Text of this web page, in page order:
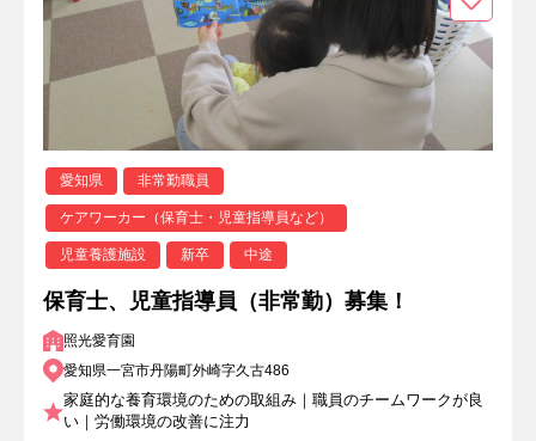
愛知県 非常勤職員
ケアワーカー（保育士・児童指導員など）
児童養護施設 新卒 中途
保育士、児童指導員（非常勤）募集！
照光愛育園
愛知県一宮市丹陽町外崎字久古486
家庭的な養育環境のための取組み｜職員のチームワークが良
い｜労働環境の改善に注力